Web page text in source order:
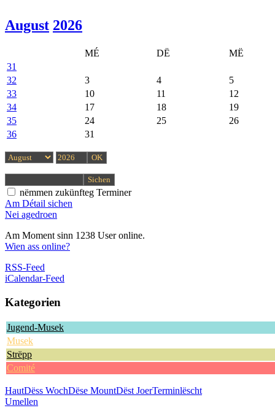
August 2026
MÉ DË
MË
31
32
3 4
5
33
10 11
12
34
17 18
19
35
24 25
26
36
31
nëmmen zukünfteg Terminer
Am Détail sichen
Nei agedroen
Am Moment sinn 1238 User online.
Wien ass online?
RSS-Feed
iCalendar-Feed
Kategorien
Jugend-Musek
Musek
Strëpp
Comité
HautDëss WochDëse MountDëst JoerTerminlëscht
Umellen